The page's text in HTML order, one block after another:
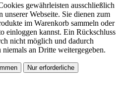
gewährleisten ausschließlich
unserer Webseite. Sie dienen zum
im Warenkorb sammeln oder
einloggen kannst. Ein Rückschluss
nicht möglich und dadurch
an Dritte weitergegeben.
Nur erforderliche